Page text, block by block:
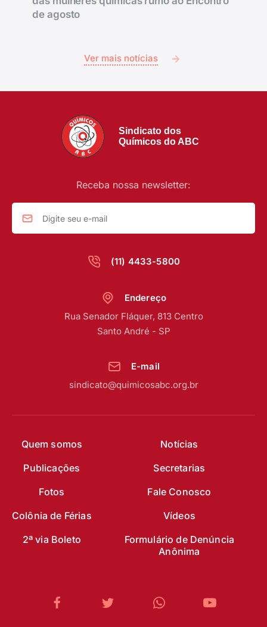
de agosto
Ver mais notícias
Sindicato dos
Químicos do ABC
(11) 4433-5800
Receba nossa newsletter:
Quem somos
Notícias
Publicações
Secretarias
Fotos
Fale Conosco
Colônia de Férias
Vídeos
2ª via Boleto
Formulário de Denúncia
Anônima
Endereço
Rua Senador Fláquer, 813 Centro
Santo André - SP
E-mail
sindicato@quimicosabc.org.br